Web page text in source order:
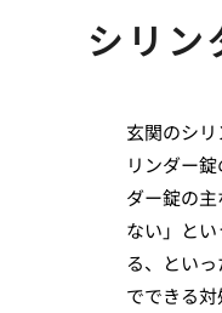
シリン
玄関のシ
リンダー
ダー錠の
ない」と
る、とい
でできる